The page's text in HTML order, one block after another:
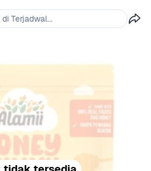
Terjadwal...